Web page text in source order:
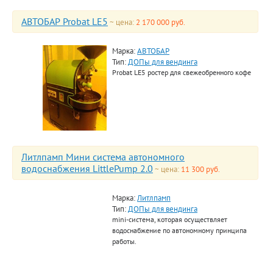
АВТОБАР Probat LE5 ~ цена: 2 170 000 руб.
Марка:АВТОБАР
Тип:ДОПы для вендинга
Probat LE5 ростер для свежеобренного кофе
Литлпамп Мини система автономного
водоснабжения LittlePump 2.0 ~ цена: 11 300 руб.
Марка:Литлпамп
Тип:ДОПы для вендинга
mini-система, которая осуществляет
водоснабжение по автономному принципа
работы.